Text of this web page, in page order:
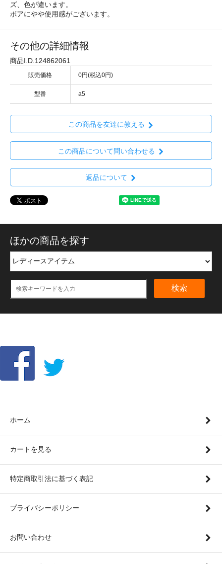
ズ、色が違います。
ボアにやや使用感がございます。
その他の詳細情報
商品I.D.124862061
販売価格 0円(税込0円)
型番 a5
この商品を友達に教える
この商品について問い合わせる
返品について
ほかの商品を探す
検索
ホーム
カートを見る
特定商取引法に基づく表記
プライバシーポリシー
お問い合わせ